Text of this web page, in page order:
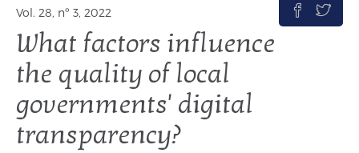
Vol. 28, nº 3, 2022
What factors influence
the quality of local
governments' digital
transparency?
 